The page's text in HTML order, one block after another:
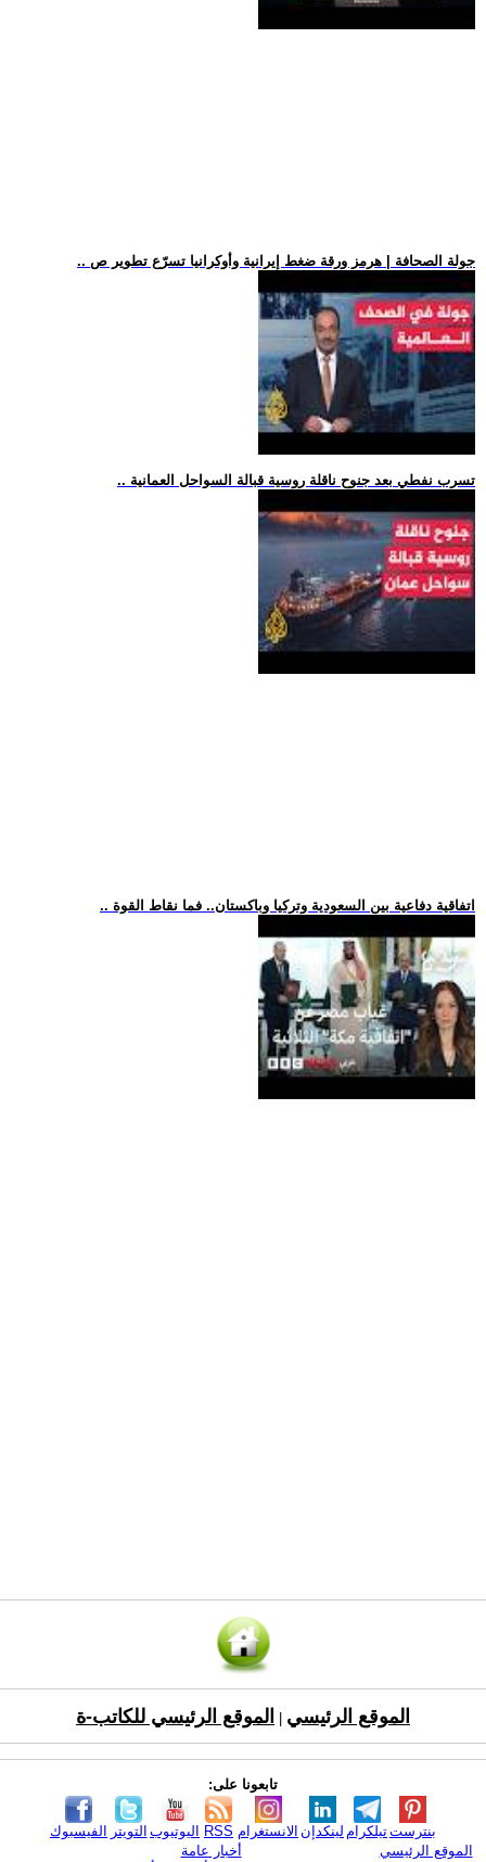
.. جولة الصحافة | هرمز ورقة ضغط إيرانية وأوكرانيا تسرّع تطوير ص
.. تسرب نفطي بعد جنوح ناقلة روسية قبالة السواحل العمانية
.. اتفاقية دفاعية بين السعودية وتركيا وباكستان.. فما نقاط القوة
الموقع الرئيسي الموقع الرئيسي للكاتب-ة
تابعونا على:
الفيسبوك التويتر اليوتيوب RSS الانستغرام لينكدإن تيلكرامبنترست
الموقع الرئيسي
أخبار عامة